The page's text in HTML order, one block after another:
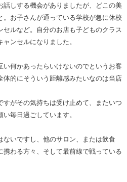
しする機会がありましたが、どこの美
お子さんが通っている学校が急に休校
ルなど。自分のお店も子どものクラス
ンセルになりました。
何かあったらいけないのでというお客
的にそういう距離感みたいなのは当店
がその気持ちは受け止めて、またいつ
毎日過ごしています。
いですし、他のサロン、または飲食
わる方々、そして最前線で戦っている